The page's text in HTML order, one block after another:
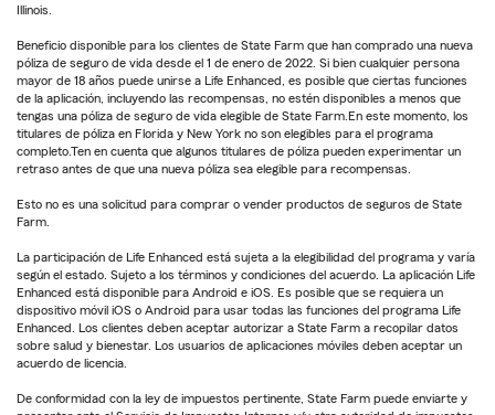
Illinois.
Beneficio disponible para los clientes de State Farm que han comprado una nueva
póliza de seguro de vida desde el 1 de enero de 2022. Si bien cualquier persona
mayor de 18 años puede unirse a Life Enhanced, es posible que ciertas funciones
de la aplicación, incluyendo las recompensas, no estén disponibles a menos que
tengas una póliza de seguro de vida elegible de State Farm.En este momento, los
titulares de póliza en Florida y New York no son elegibles para el programa
completo.Ten en cuenta que algunos titulares de póliza pueden experimentar un
retraso antes de que una nueva póliza sea elegible para recompensas.
Esto no es una solicitud para comprar o vender productos de seguros de State
Farm.
La participación de Life Enhanced está sujeta a la elegibilidad del programa y varía
según el estado. Sujeto a los términos y condiciones del acuerdo. La aplicación Life
Enhanced está disponible para Android e iOS. Es posible que se requiera un
dispositivo móvil iOS o Android para usar todas las funciones del programa Life
Enhanced. Los clientes deben aceptar autorizar a State Farm a recopilar datos
sobre salud y bienestar. Los usuarios de aplicaciones móviles deben aceptar un
acuerdo de licencia.
De conformidad con la ley de impuestos pertinente, State Farm puede enviarte y